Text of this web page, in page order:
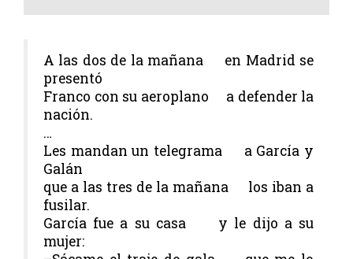
A las dos de la mañana en Madrid se
presentó
Franco con su aeroplano a defender la
nación.
…
Les mandan un telegrama a García y
Galán
que a las tres de la mañana los iban a
fusilar.
García fue a su casa y le dijo a su
mujer: